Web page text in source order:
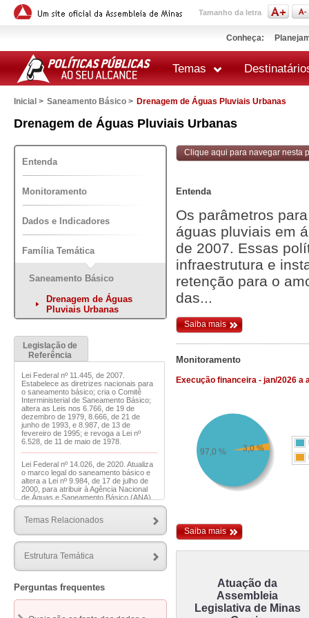
Tamanho da letra
Conheça:
Temas
Inicial > Saneamento Básico > Drenagem de Águas Pluviais Urbanas
Drenagem de Águas Pluviais Urbanas
impressão
Entenda
Monitoramento
Dados e Indicadores
Família Temática
Saneamento Básico
Drenagem de Águas
Pluviais Urbanas
Legislação de
Referência
Lei Federal nº 11.445, de 2007.
Estabelece as diretrizes nacionais para
o saneamento básico; cria o Comitê
Interministerial de Saneamento Básico;
altera as Leis nos 6.766, de 19 de
dezembro de 1979, 8.666, de 21 de
junho de 1993, e 8.987, de 13 de
fevereiro de 1995; e revoga a Lei nº
6.528, de 11 de maio de 1978.
Lei Federal nº 14.026, de 2020. Atualiza
o marco legal do saneamento básico e
altera a Lei nº 9.984, de 17 de julho de
2000, para atribuir à Agência Nacional
de Águas e Saneamento Básico (ANA)
competência para editar normas de
saneamento, a Lei nº 10.768, de 19 de
Lei nº 11.107, de 6 de abril de 2005, para
programa dos serviços públicos de que
a Lei nº 11.445, de 5 de janeiro de 2007,
Temas Relacionados
Estrutura Temática
Perguntas frequentes
Clique aqui para navegar nesta
Entenda
Os parâmetros
águas pluviais em
de 2007. Essas
infraestrutura e
retenção para o
das...
Saiba mais
Monitoramento
Execução financeira - jan/2026 a
97,0 % 3,0 %
Saiba mais
Atuação da
Assembleia
Legislativa de Minas